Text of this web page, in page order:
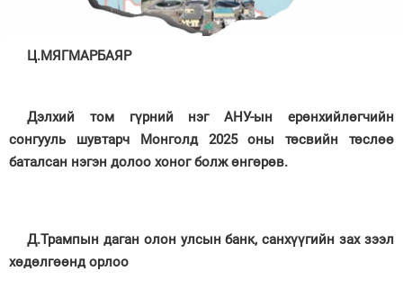
Ц.МЯГМАРБАЯР
Дэлхий том гүрний нэг АНУ-ын ерөнхийлөгчийн
сонгууль шувтарч Монголд 2025 оны төсвийн төслөө
баталсан нэгэн долоо хоног болж өнгөрөв.
Д.Трампын даган олон улсын банк, санхүүгийн зах зээл
хөдөлгөөнд орлоо